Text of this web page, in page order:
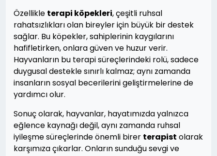
Özellikle terapi köpekleri, çeşitli ruhsal
rahatsızlıkları olan bireyler için büyük bir destek
sağlar. Bu köpekler, sahiplerinin kaygılarını
hafifletirken, onlara güven ve huzur verir.
Hayvanların bu terapi süreçlerindeki rolü, sadece
duygusal destekle sınırlı kalmaz; aynı zamanda
insanların sosyal becerilerini geliştirmelerine de
yardımcı olur.
Sonuç olarak, hayvanlar, hayatımızda yalnızca
eğlence kaynağı değil, aynı zamanda ruhsal
iyileşme süreçlerinde önemli birer terapist olarak
karşımıza çıkarlar. Onların sunduğu sevgi ve